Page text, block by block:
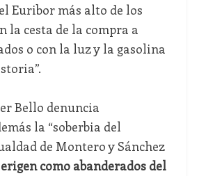
Euribor más alto de los
la cesta de la compra a
o con la luz y la gasolina
Bello denuncia
la “soberbia del
de Montero y Sánchez
como abanderados del